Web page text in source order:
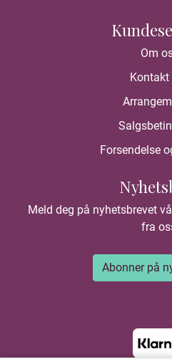
Om
Kontakt
Forsendelse
Meld deg på nyhetsbrevet
fra
Abonner på